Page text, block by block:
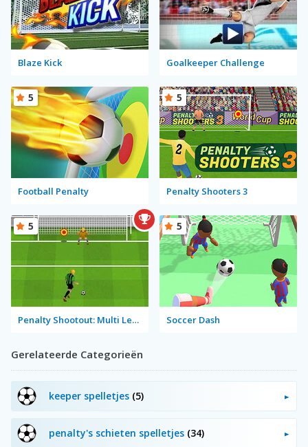
Blaze Kick Goalkeeper Challenge
Football Penalty
5
Penalty Shooters 3
5
Penalty Shootout: Multi League
5
Soccer Dash
5
Gerelateerde Categorieën
keeper spelletjes (5)
penalty's schieten spelletjes (34)